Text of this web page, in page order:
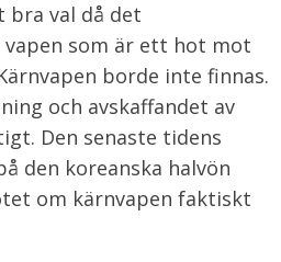
bra val då det
som är ett hot mot
borde inte finnas.
och avskaffandet av
Den senaste tidens
den koreanska halvön
om kärnvapen faktiskt